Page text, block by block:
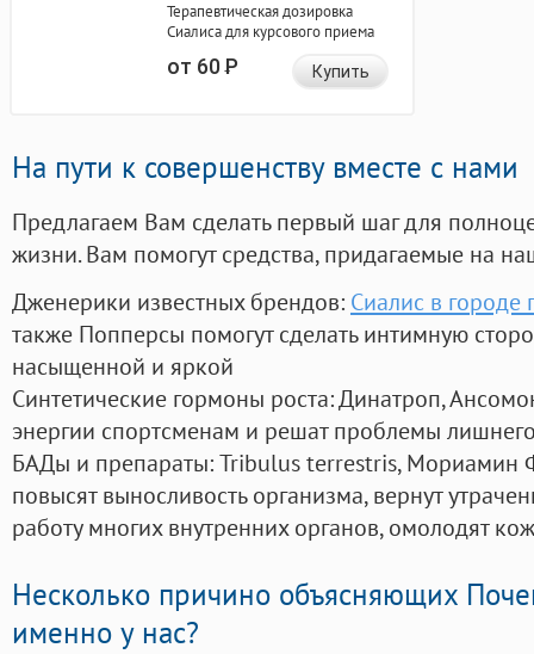
Терапевтическая дозировка
Сиалиса для курсового приема
от 60Р Купить
На пути к совершенству вместе с нами
Предлагаем Вам сделать первый шаг для
жизни. Вам помогут средства, придагаемые на
Дженерики известных брендов: Сиалис в городе
также Попперсы помогут сделать интимную
насыщенной и яркой
Синтетические гормоны роста: Динатроп,
энергии спортсменам и решат проблемы
БАДы и препараты:Tribulus terrestris, Мориамин
повысят выносливость организма, вернут
работу многих внутренних органов, омолодят
Несколько причино объясняющих
именно у нас?